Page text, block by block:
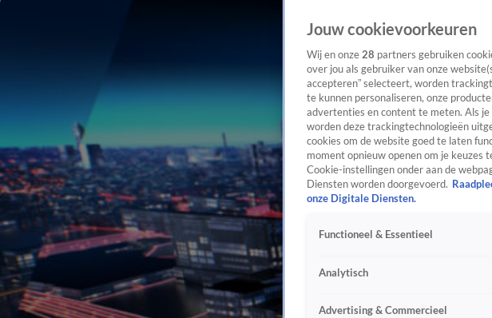
Jouw cookievoorkeuren
Wij en onze 28 partners gebruiken
over jou als gebruiker van onze
accepteren” selecteert, worden
te kunnen personaliseren, onze
advertenties en content te meten. Als
worden deze trackingtechnologieën
cookies om de website goed te laten
moment opnieuw openen om je keuzes
Cookie-instellingen onder aan de
Diensten worden doorgevoerd.
onze Digitale Diensten.
Functioneel & Essentieel
Analytisch
Advertising & Commercieel